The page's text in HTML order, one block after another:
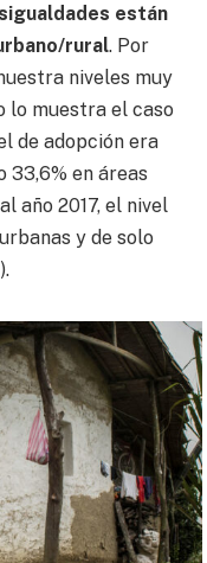
están
rural. Por
niveles muy
lo muestra el caso
de adopción era
33,6% en áreas
año 2017, el nivel
y de solo